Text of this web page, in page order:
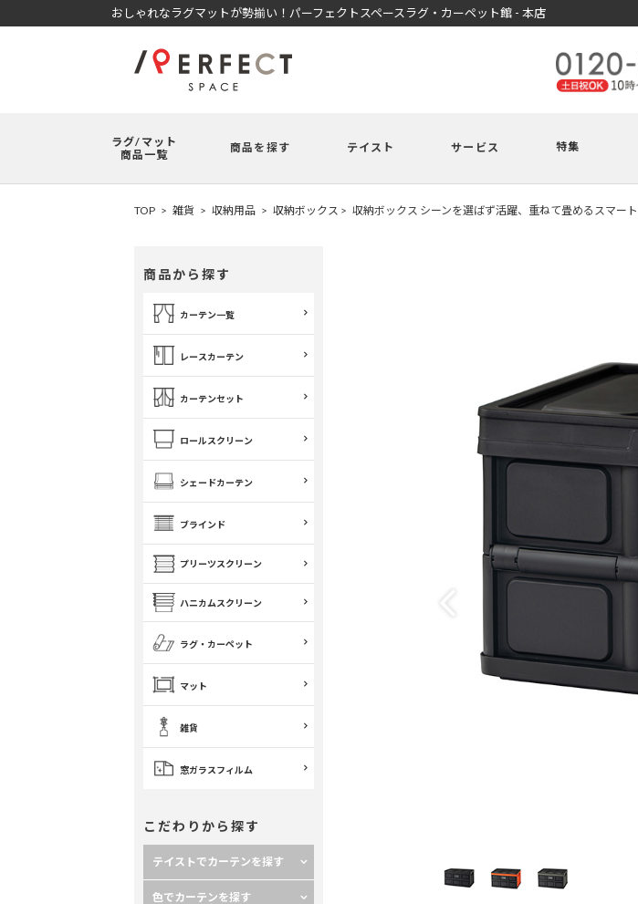
おしゃれなラグマットが勢揃い！パーフェクトスペースラグ・カーペット館 - 本店
ラグ/マット
商品一覧
商品を探す テイスト サービス 特集
TOP 雑貨 収納用品 収納ボックス 収納ボックス シーンを選ばず活躍、重ねて畳めるスマー
商品から探す
カーテン一覧
レースカーテン
カーテンセット
ロールスクリーン
シェードカーテン
ブラインド
プリーツスクリーン
ハニカムスクリーン
ラグ・カーペット
マット
雑貨
窓ガラスフィルム
こだわりから探す
テイストでカーテンを探す
色でカーテンを探す